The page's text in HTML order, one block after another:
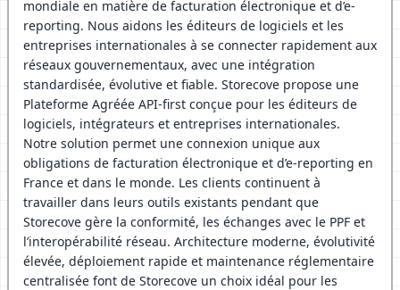
mondiale en matière de facturation électronique et d’e-
reporting. Nous aidons les éditeurs de logiciels et les
entreprises internationales à se connecter rapidement aux
réseaux gouvernementaux, avec une intégration
standardisée, évolutive et fiable. Storecove propose une
Plateforme Agréée API-first conçue pour les éditeurs de
logiciels, intégrateurs et entreprises internationales.
Notre solution permet une connexion unique aux
obligations de facturation électronique et d’e-reporting en
France et dans le monde. Les clients continuent à
travailler dans leurs outils existants pendant que
Storecove gère la conformité, les échanges avec le PPF et
l’interopérabilité réseau. Architecture moderne, évolutivité
élevée, déploiement rapide et maintenance réglementaire
centralisée font de Storecove un choix idéal pour les